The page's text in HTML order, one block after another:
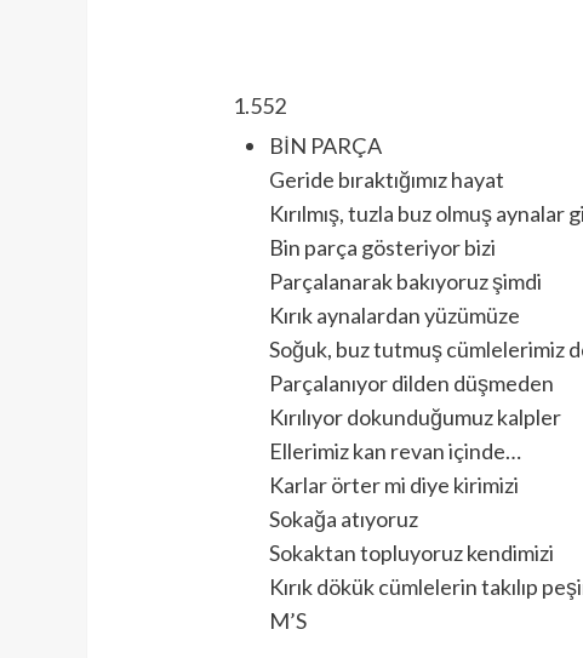
1.552
BİN PARÇA
Geride bıraktığımız hayat
Kırılmış, tuzla buz olmuş aynalar
Bin parça gösteriyor bizi
Parçalanarak bakıyoruz şimdi
Kırık aynalardan yüzümüze
Soğuk, buz tutmuş cümlelerimiz
Parçalanıyor dilden düşmeden
Kırılıyor dokunduğumuz kalpler
Ellerimiz kan revan içinde…
Karlar örter mi diye kirimizi
Sokağa atıyoruz
Sokaktan topluyoruz kendimizi
Kırık dökük cümlelerin takılıp
M’S